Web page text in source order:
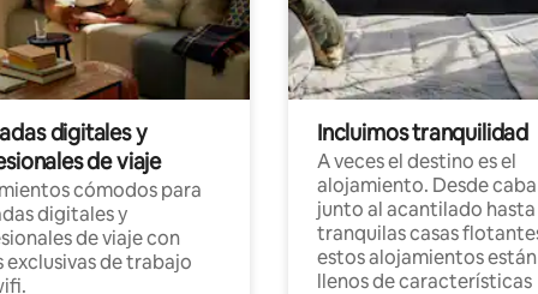
digitales y
de viaje
cómodos para
digitales y
de viaje con
exclusivas de trabajo
Incluimos tranquilidad
A veces el destino es el
alojamiento. Desde
junto al acantilado hasta
tranquilas casas
estos alojamientos están
llenos de características